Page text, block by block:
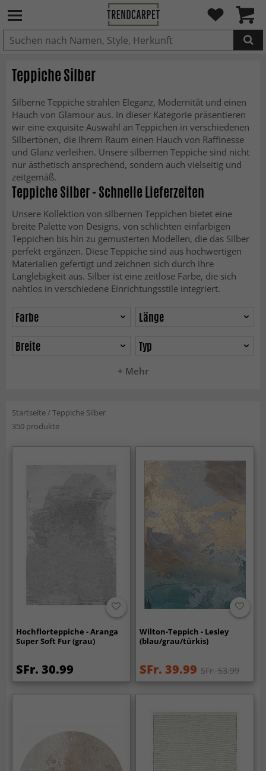
IN DEN WARENKORB GELEGT.
Teppiche Silber
Silberne Teppiche strahlen Eleganz, Modernität und einen
Hauch von Glamour aus. In dieser Kategorie präsentieren
wir eine exquisite Auswahl an Teppichen in verschiedenen
Silbertönen, die Ihrem Raum einen Hauch von Raffinesse
und Glanz verleihen. Unsere silbernen Teppiche sind nicht
nur ästhetisch ansprechend, sondern auch vielseitig und
zeitgemäß.
Teppiche Silber - Schnelle Lieferzeiten
Unsere Kollektion von silbernen Teppichen bietet eine
breite Palette von Designs, von schlichten einfarbigen
Teppichen bis hin zu gemusterten Modellen, die das Silber
perfekt ergänzen. Diese Teppiche sind aus hochwertigen
Materialien gefertigt und zeichnen sich durch ihre
Langlebigkeit aus. Silber ist eine zeitlose Farbe, die sich
nahtlos in verschiedene Einrichtungsstile integriert.
+ Mehr
Farbe
Länge
Breite
Typ
Startseite/Teppiche Silber
350 produkte
Hochflorteppiche - Aranga
Super Soft Fur (grau)
SFr. 30.99
Wilton-Teppich - Lesley
(blau/grau/türkis)
SFr. 39.99 SFr. 53.99